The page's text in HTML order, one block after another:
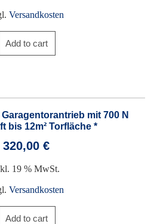
Versandkosten
Add to cart
mit 700 N
bis 12m² Torfläche *
320,00 €
19 % MwSt.
Versandkosten
Add to cart